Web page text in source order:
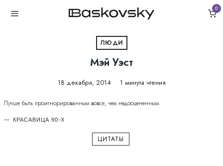
0
ЛЮДИ
Мэй Уэст
18 декабря, 2014 1 минута чтения
Лучше быть проигнорированным вовсе, чем недооцененным.
КРАСАВИЦА 90-Х
ЦИТАТЫ